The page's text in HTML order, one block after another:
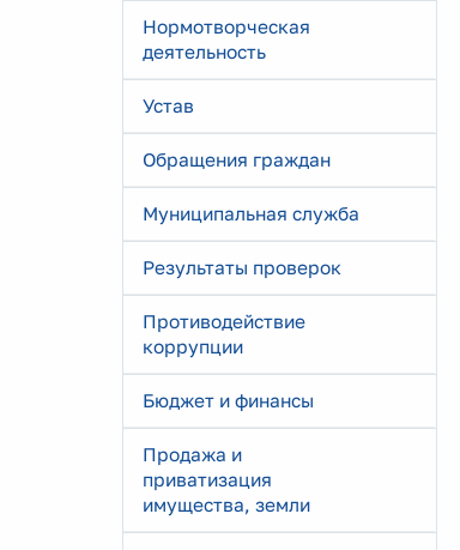
Нормотворческая
деятельность
Устав
Обращения граждан
Муниципальная служба
Результаты проверок
Противодействие
коррупции
Бюджет и финансы
Продажа и
приватизация
имущества, земли